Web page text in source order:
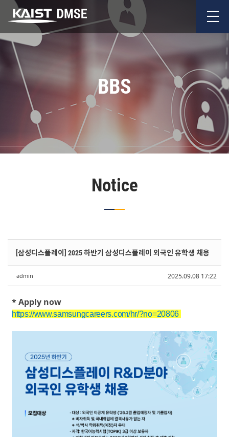
BBS
Notice
2025.09.08 17:22
[삼성디스플레이] 2025 하반기 삼성디스플레이 외국인 유학생 채용
admin
* Apply now
https://www.samsungcareers.com/hr/?no=20806
Sketchbook5, 스케치북5
Sketchbook5, 스케치북5
Sketchbook5, 스케치북5
Sketchbook5, 스케치북5